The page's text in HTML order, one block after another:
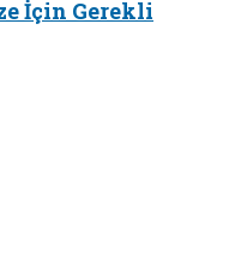
İçin Gerekli